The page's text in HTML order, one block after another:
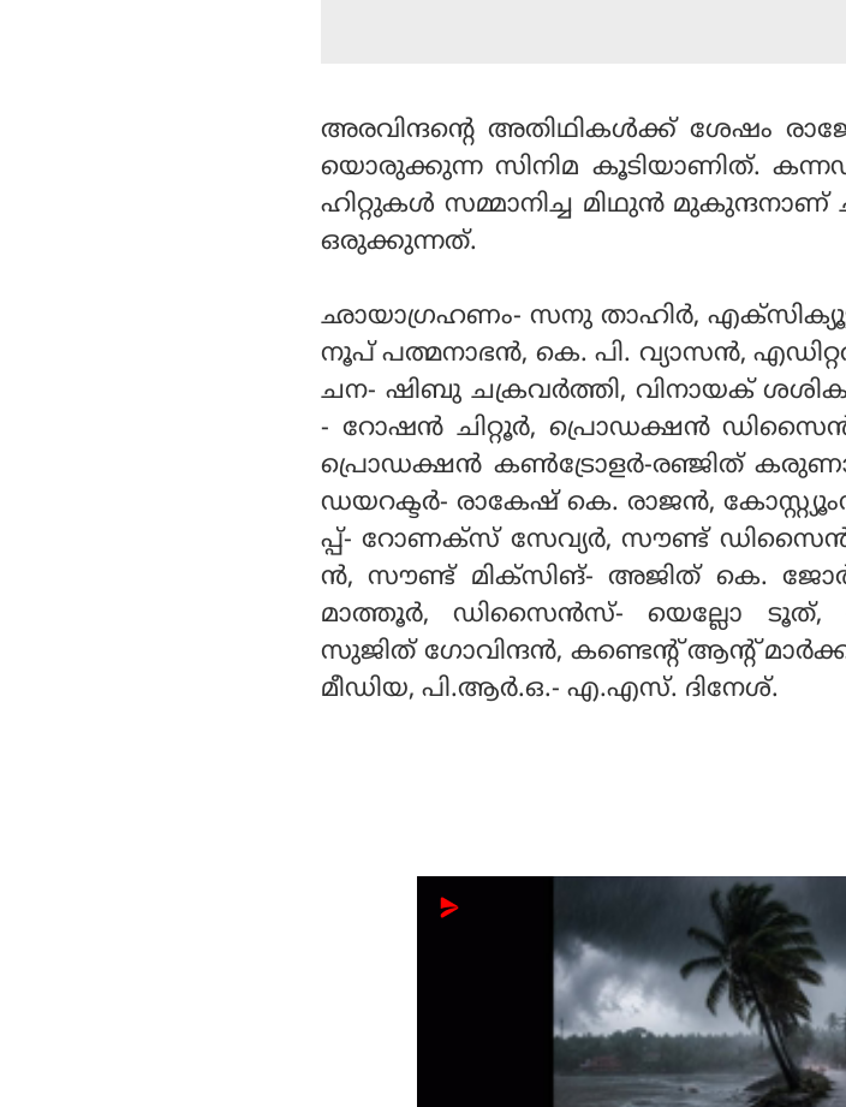
അരവിന്ദന്റെ അതിഥികള്‍ക്ക് ശേഷം
യൊരുക്കുന്ന സിനിമ കൂടിയാണിത്.
ഹിറ്റുകള്‍ സമ്മാനിച്ച മിഥുന്‍ മുകുന്ദനാണ്
ഒരുക്കുന്നത്.
ഛായാഗ്രഹണം- സനു താഹിര്‍,
നൂപ് പത്മനാഭന്‍, കെ. പി. വ്യാസന്‍,
ചന- ഷിബു ചക്രവര്‍ത്തി, വിനായക്
- റോഷന്‍ ചിറ്റൂര്‍, പ്രൊഡക്ഷന്‍
പ്രൊഡക്ഷന്‍ കണ്‍ട്രോളര്‍-രഞ്ജിത്
ഡയറക്ടര്‍- രാകേഷ് കെ. രാജന്‍,
പ്പ്- റോണക്‌സ് സേവ്യര്‍, സൗണ്ട് ഡിസൈന്‍ -
ന്‍, സൗണ്ട് മിക്‌സിങ്- അജിത് കെ.
മാത്തൂര്‍, ഡിസൈന്‍സ്- യെല്ലോ ടൂത്,
സുജിത് ഗോവിന്ദന്‍, കണ്ടെന്റ് ആന്റ്
മീഡിയ, പി.ആര്‍.ഒ.- എ.എസ്. ദിനേശ്.